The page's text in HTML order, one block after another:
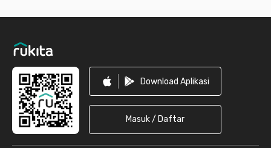
Download Aplikasi
Masuk / Daftar